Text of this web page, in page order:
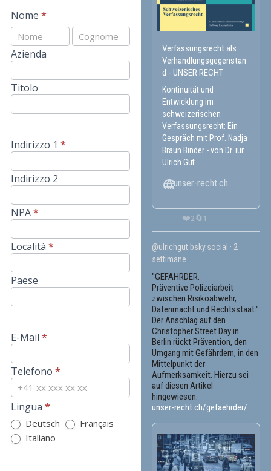
Adesione
IT
Nome *
Nome
Nome
Azienda
Titolo
Indirizzo 1 *
Indirizzo 2
NPA*
Località *
Paese
E-Mail *
Telefono *
Lingua *
Deutsch
Français
Italiano
Verfassungsrecht als
Verhandlungsgegenstan
d - UNSER RECHT
Kontinuität und
Entwicklung im
schweizerischen
Verfassungsrecht: Ein
Gespräch mit Prof. Nadja
Braun Binder - von Dr. iur.
Ulrich Gut.
unser-recht.ch
❤️2 🔄 1
@ulrichgut.bsky.social
2
settimane
"GEFÄHRDER.
Präventive Polizeiarbeit
zwischen Risikoabwehr,
Datenmacht und Rechtsstaat."
Der Anschlag auf den
Christopher Street Day in
Berlin rückt Prävention, den
Umgang mit Gefährdern, in den
Mittelpunkt der
Aufmerksamkeit. Hierzu sei
auf diesen Artikel
hingewiesen:
unser-recht.ch/gefaehrder/.